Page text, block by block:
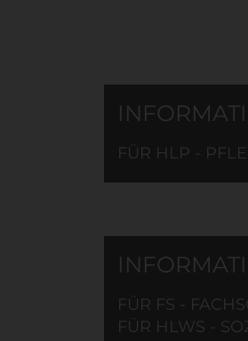
FÜR HLP -
FÜR FS -
FÜR HLWS -